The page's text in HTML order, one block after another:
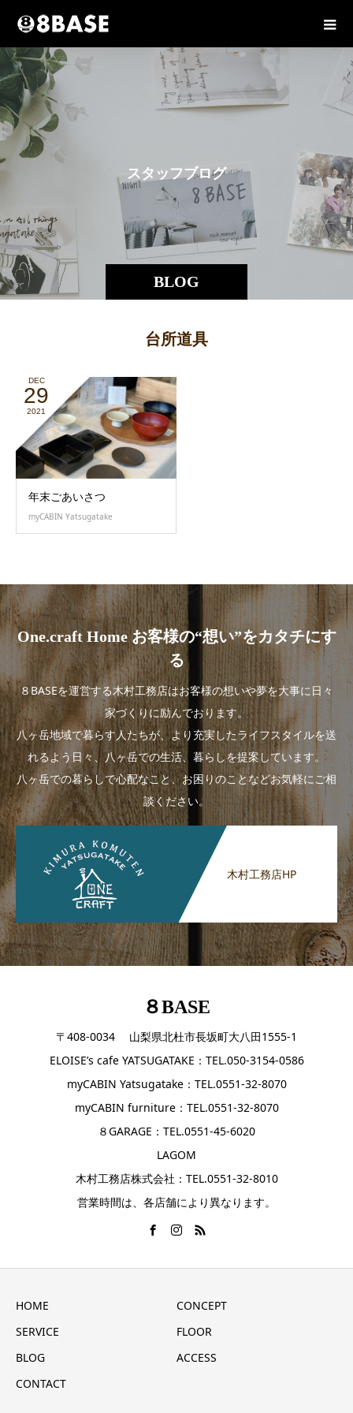
BLOG
ス タ ッ フブログ
台所道具
DEC
29
2021
年末ごあいさつ
myCABIN Yatsugatake
One.craft Home お客様の“想い”をカタチにす
る
８BASEを運営する木村工務店はお客様の想いや夢を大事に日々
家づくりに励んでおります。
八ヶ岳地域で暮らす人たちが、より充実したライフスタイルを送
れるよう日々、八ヶ岳での生活、暮らしを提案しています。
八ヶ岳での暮らしで心配なこと、お困りのことなどお気軽にご相
談ください。
木村工務店HP
８BASE
〒408-0034 山梨県北杜市長坂町大八田1555-1
ELOISE’s cafe YATSUGATAKE：TEL.050-3154-0586
myCABIN Yatsugatake：TEL.0551-32-8070
myCABIN furniture：TEL.0551-32-8070
８GARAGE：TEL.0551-45-6020
LAGOM
木村工務店株式会社：TEL.0551-32-8010
営業時間は、各店舗により異なります。
HOME
CONCEPT
SERVICE
FLOOR
BLOG
ACCESS
CONTACT